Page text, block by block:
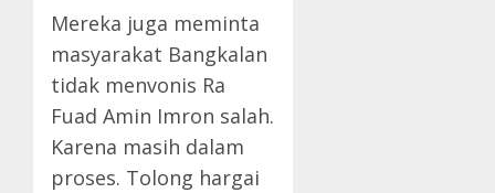
Mereka juga meminta
masyarakat Bangkalan
tidak menvonis Ra
Fuad Amin Imron salah.
Karena masih dalam
proses. Tolong hargai